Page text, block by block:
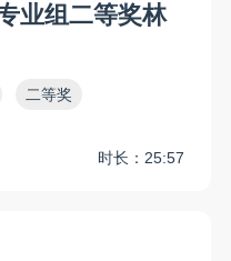
业组二等奖林
二等奖
时长：25:57